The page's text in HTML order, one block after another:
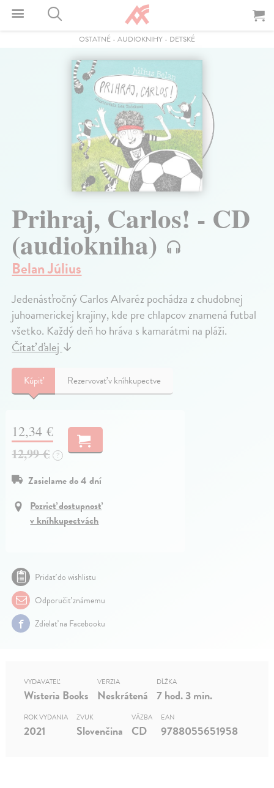
OSTATNÉ - AUDIOKNIHY - DETSKÉ
Prihraj, Carlos! - CD
(audiokniha)
Belan Július
Jedenásťročný Carlos Alvaréz pochádza z chudobnej
juhoamerickej krajiny, kde pre chlapcov znamená futbal
všetko. Každý deň ho hráva s kamarátmi na pláži.
Čítať ďalej ↓
Kúpiť Rezervovať v kníhkupectve
12,34 €
12,99 € ?
Zasielame do 4 dní
Pozrieť dostupnosť
v kníhkupectvách
Pridať do wishlistu
Odporučiť známemu
Zdielať na Facebooku
VYDAVATEĽ
Wisteria Books
VERZIA
Neskrátená
DĹŽKA
7 hod. 3 min.
ROK VYDANIA
2021
ZVUK
Slovenčina
VÄZBA
CD
EAN
9788055651958